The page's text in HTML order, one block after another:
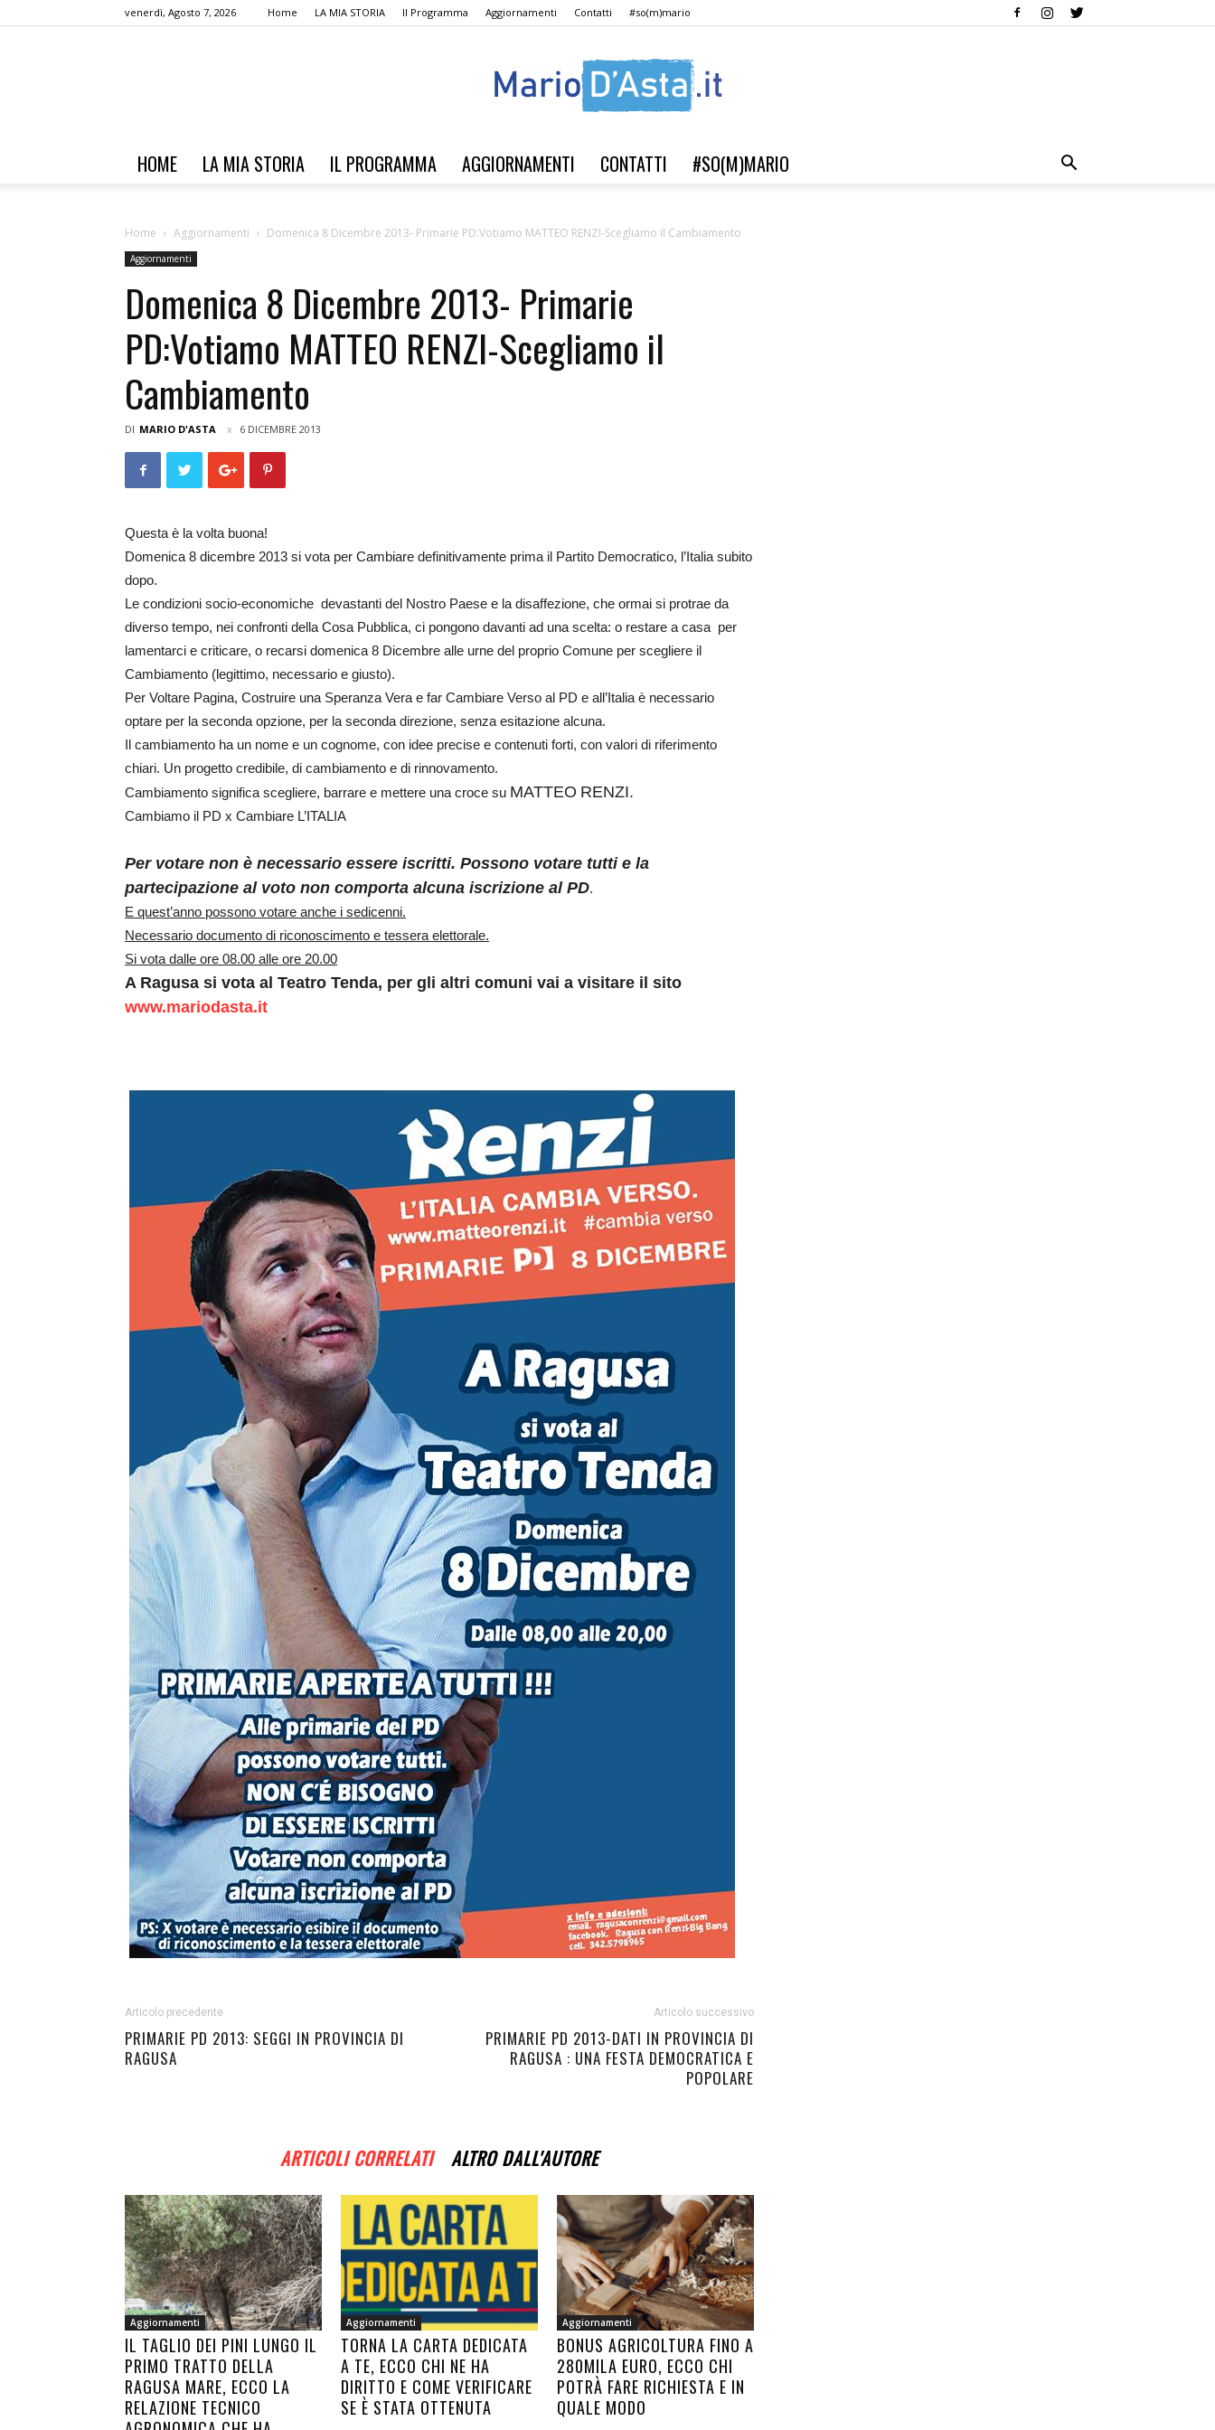
venerdì, Agosto 7, 2026 Home LA MIA STORIA Il Programma Aggiornamenti Contatti #so(m)mario
il
HOME LA MIA STORIA IL PROGRAMMA AGGIORNAMENTI CONTATTI #SO(M)MARIO
Home Aggiornamenti Domenica 8 Dicembre 2013- Primarie PD:Votiamo MATTEO RENZI-Scegliamo il Cambiamento
Aggiornamenti
Domenica 8 Dicembre 2013- Primarie
PD:Votiamo MATTEO RENZI-Scegliamo il
Cambiamento
DI MARIO D'ASTA 6 DICEMBRE 2013
Questa è la volta buona!
Domenica 8 dicembre 2013 si vota per Cambiare definitivamente prima il Partito Democratico, l’Italia subito
dopo.
Le condizioni socio-economiche devastanti del Nostro Paese e la disaffezione, che ormai si protrae da
diverso tempo, nei confronti della Cosa Pubblica, ci pongono davanti ad una scelta: o restare a casa per
lamentarci e criticare, o recarsi domenica 8 Dicembre alle urne del proprio Comune per scegliere il
Cambiamento (legittimo, necessario e giusto).
Per Voltare Pagina, Costruire una Speranza Vera e far Cambiare Verso al PD e all’Italia è necessario
optare per la seconda opzione, per la seconda direzione, senza esitazione alcuna.
Il cambiamento ha un nome e un cognome, con idee precise e contenuti forti, con valori di riferimento
chiari. Un progetto credibile, di cambiamento e di rinnovamento.
Cambiamento significa scegliere, barrare e mettere una croce su MATTEO RENZI.
Cambiamo il PD x Cambiare L’ITALIA
Per votare non è necessario essere iscritti. Possono votare tutti e la
partecipazione al voto non comporta alcuna iscrizione al PD.
E quest’anno possono votare anche i sedicenni.
Necessario documento di riconoscimento e tessera elettorale.
Si vota dalle ore 08.00 alle ore 20.00
A Ragusa si vota al Teatro Tenda, per gli altri comuni vai a visitare il sito
www.mariodasta.it
Articolo precedente
PRIMARIE PD 2013: SEGGI IN PROVINCIA DI
RAGUSA
Articolo successivo
PRIMARIE PD 2013-DATI IN PROVINCIA DI
RAGUSA : UNA FESTA DEMOCRATICA E
POPOLARE
ARTICOLI CORRELATI ALTRO DALL'AUTORE
Aggiornamenti
IL TAGLIO DEI PINI LUNGO IL
PRIMO TRATTO DELLA
RAGUSA MARE, ECCO LA
RELAZIONE TECNICO
Aggiornamenti
TORNA LA CARTA DEDICATA
A TE, ECCO CHI NE HA
DIRITTO E COME VERIFICARE
SE È STATA OTTENUTA
Aggiornamenti
BONUS AGRICOLTURA FINO A
280MILA EURO, ECCO CHI
POTRÀ FARE RICHIESTA E IN
QUALE MODO